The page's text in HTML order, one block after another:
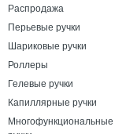
Распродажа
Перьевые ручки
Шариковые ручки
Роллеры
Гелевые ручки
Капиллярные ручки
Многофункциональные